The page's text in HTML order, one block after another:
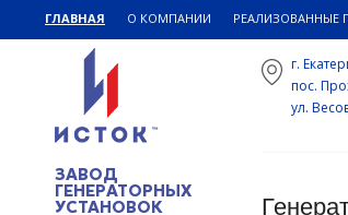
ГЛАВНАЯ О КОМПАНИИ РЕАЛИЗОВАННЫЕ
ЗАВОД
ГЕНЕРАТОРНЫХ
УСТАНОВОК
г.
пос.
ул.